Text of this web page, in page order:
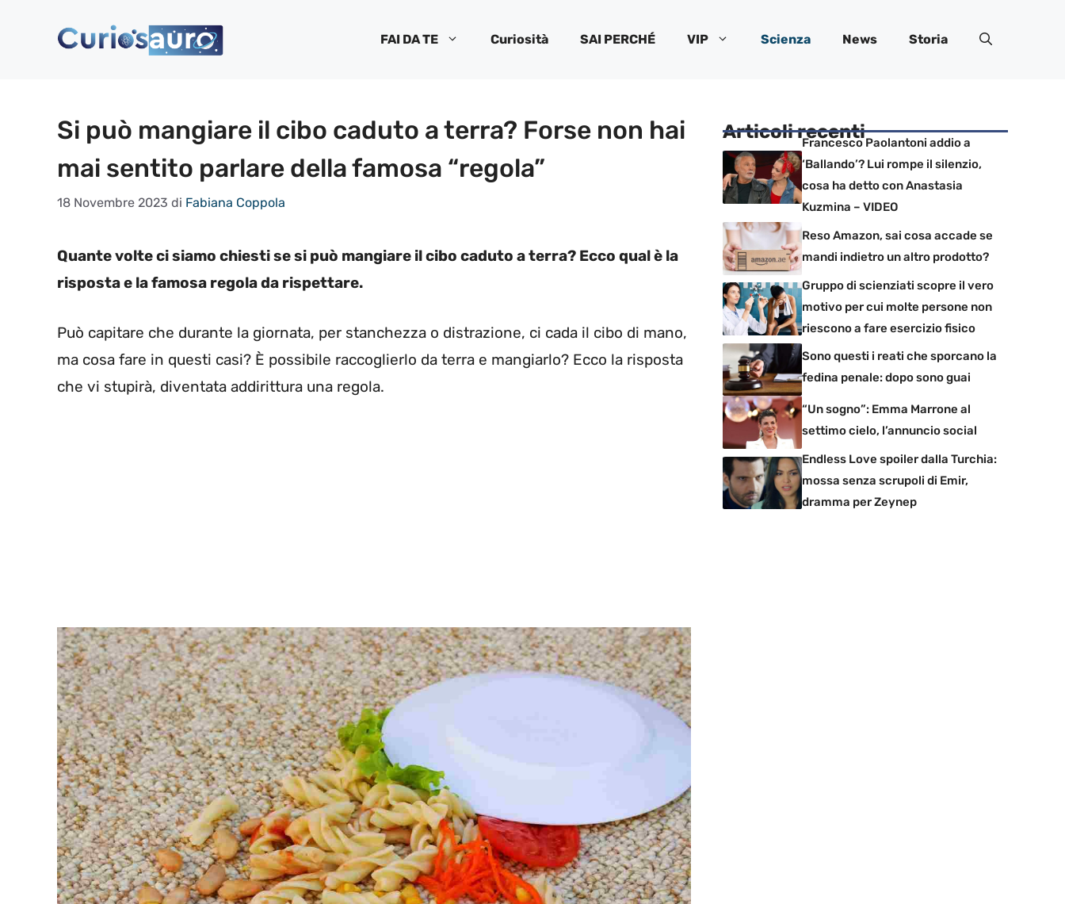
FAI DA TE Curiosità SAI PERCHÉ VIP Scienza News Storia
Si può mangiare il cibo caduto a terra? Forse non hai
mai sentito parlare della famosa “regola”
18 Novembre 2023 di Fabiana Coppola
Quante volte ci siamo chiesti se si può mangiare il cibo caduto a terra? Ecco qual è la
risposta e la famosa regola da rispettare.
Può capitare che durante la giornata, per stanchezza o distrazione, ci cada il cibo di mano,
ma cosa fare in questi casi? È possibile raccoglierlo da terra e mangiarlo? Ecco la risposta
che vi stupirà, diventata addirittura una regola.
Articoli recentiFrancesco Paolantoni addio a
‘Ballando’? Lui rompe il silenzio,
cosa ha detto con Anastasia
Kuzmina – VIDEO
Reso Amazon, sai cosa accade se
mandi indietro un altro prodotto?
Gruppo di scienziati scopre il vero
motivo per cui molte persone non
riescono a fare esercizio fisico
Sono questi i reati che sporcano la
fedina penale: dopo sono guai
“Un sogno”: Emma Marrone al
settimo cielo, l’annuncio social
Endless Love spoiler dalla Turchia:
mossa senza scrupoli di Emir,
dramma per Zeynep